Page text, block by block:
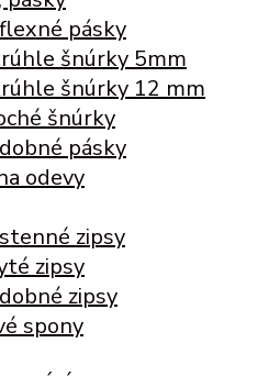
pásky
šnúrky 5mm
šnúrky 12 mm
šnúrky
pásky
odevy
zipsy
zipsy
zipsy
spony